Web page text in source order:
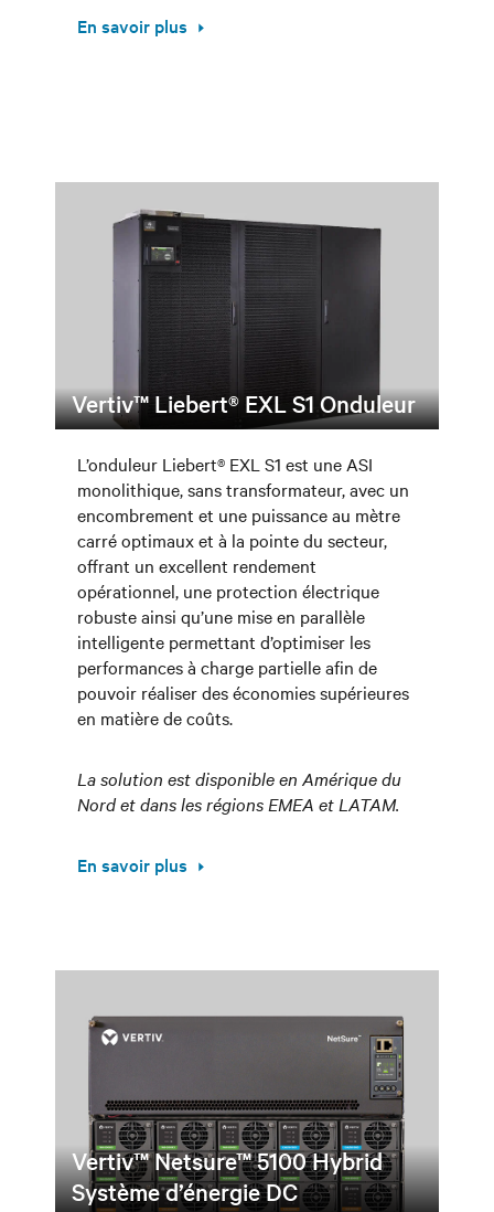
En savoir plus
Vertiv™ Liebert® EXL S1 Onduleur
L’onduleur Liebert® EXL S1 est une ASI
monolithique, sans transformateur, avec un
encombrement et une puissance au mètre
carré optimaux et à la pointe du secteur,
offrant un excellent rendement
opérationnel, une protection électrique
robuste ainsi qu’une mise en parallèle
intelligente permettant d’optimiser les
performances à charge partielle afin de
pouvoir réaliser des économies supérieures
en matière de coûts.
La solution est disponible en Amérique du
Nord et dans les régions EMEA et LATAM.
En savoir plus
Vertiv™ Netsure™ 5100 Hybrid
Système d’énergie DC